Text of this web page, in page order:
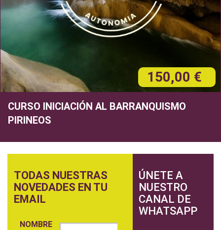
150,00 €
CURSO INICIACIÓN AL BARRANQUISMO
PIRINEOS
TODAS NUESTRAS
NOVEDADES EN TU
EMAIL
NOMBRE
ÚNETE A
NUESTRO
CANAL DE
WHATSAPP